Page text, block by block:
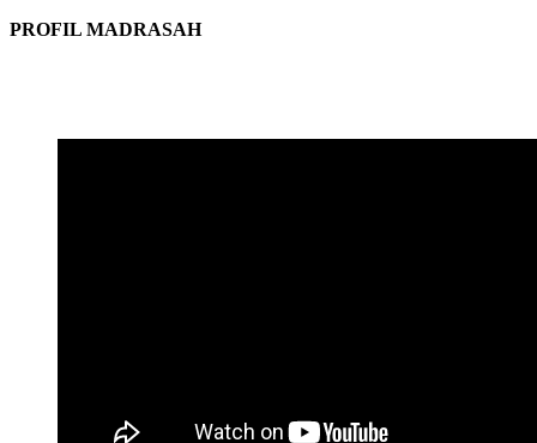
PROFIL MADRASAH